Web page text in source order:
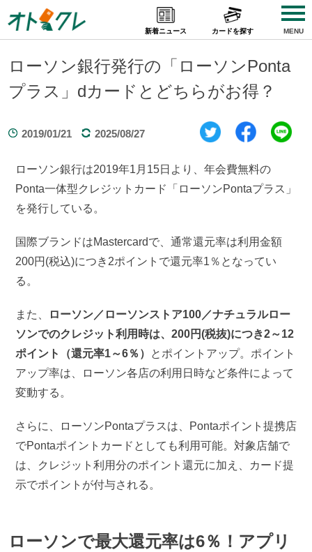
to
content
新着ニュース カードを探す MENU
ローソン銀行発行の「ローソンPonta
プラス」dカードとどちらがお得？
2019/01/21 2025/08/27
ローソン銀行は2019年1月15日より、年会費無料の
Ponta一体型クレジットカード「ローソンPontaプラス」
を発行している。
国際ブランドはMastercardで、通常還元率は利用金額
200円(税込)につき2ポイントで還元率1％となってい
る。
また、
ローソン／ローソンストア100／ナチュラルロー
ソンでのクレジット利用時は、200円(税抜)につき2～12
ポイント（還元率1～6％）
とポイントアップ。ポイント
アップ率は、ローソン各店の利用日時など条件によって
変動する。
さらに、ローソンPontaプラスは、Pontaポイント提携店
でPontaポイントカードとしても利用可能。対象店舗で
は、クレジット利用分のポイント還元に加え、カード提
示でポイントが付与される。
ローソンで最大還元率は6％！アプリ